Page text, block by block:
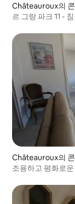
Châteauroux의
르 그랑 파크 11 -
Châteauroux의
조용하고 평화로